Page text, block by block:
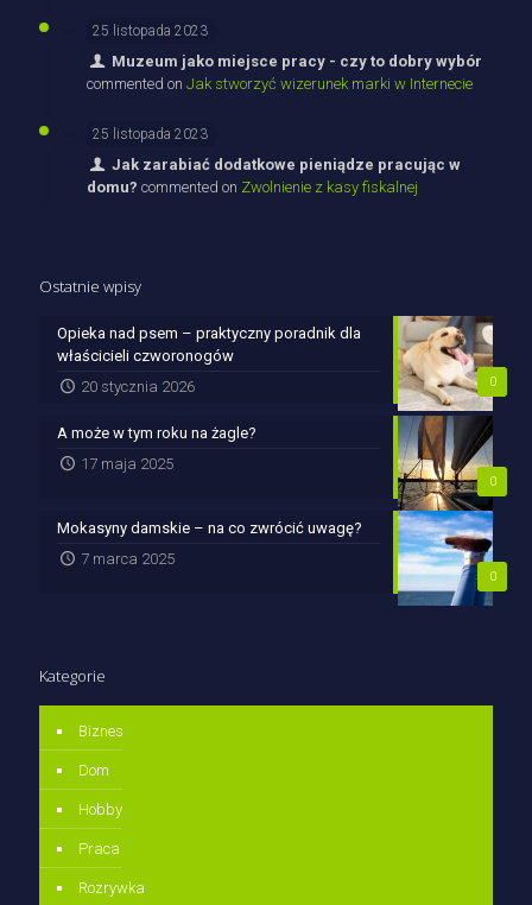
25 listopada 2023
Muzeum jako miejsce pracy - czy to dobry wybór
commented on Jak stworzyć wizerunek marki w Internecie
25 listopada 2023
Jak zarabiać dodatkowe pieniądze pracując w
domu? commented on Zwolnienie z kasy fiskalnej
Ostatnie wpisy
0
Opieka nad psem – praktyczny poradnik dla
właścicieli czworonogów
20 stycznia 2026
0
A może w tym roku na żagle?
17 maja 2025
0
Mokasyny damskie – na co zwrócić uwagę?
7 marca 2025
Kategorie
Biznes
Dom
Hobby
Praca
Rozrywka